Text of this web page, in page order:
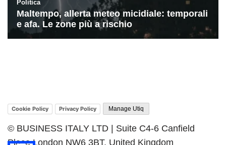
Cookie Policy Privacy Policy Manage Utiq
© BUSINESS ITALY LTD | Suite C4-6 Canfield
Place London NW6 3BT, United Kingdom